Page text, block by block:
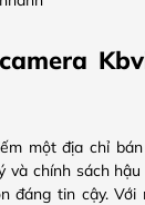
một địa chỉ
và chính sách
đáng tin cậy. Với